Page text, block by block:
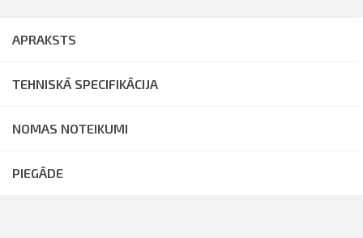
APRAKSTS
TEHNISKĀ SPECIFIKĀCIJA
NOMAS NOTEIKUMI
PIEGĀDE